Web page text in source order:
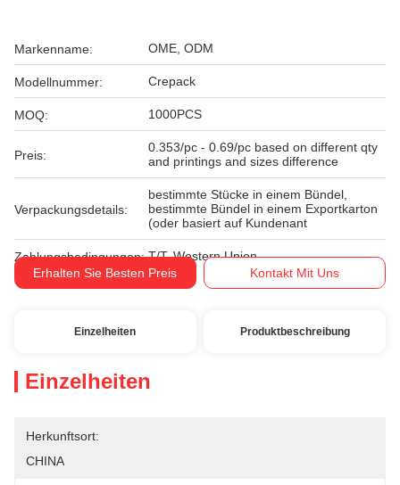
Markenname: OME, ODM
Modellnummer: Crepack
MOQ: 1000PCS
Preis:
0.353/pc - 0.69/pc based on different qty
and printings and sizes difference
Verpackungsdetails:
bestimmte Stücke in einem Bündel,
bestimmte Bündel in einem Exportkarton
(oder basiert auf Kundenant
Zahlungsbedingungen: T/T, Western Union
Erhalten Sie Besten Preis
Kontakt Mit Uns
Einzelheiten Produktbeschreibung
Einzelheiten
Herkunftsort:
CHINA